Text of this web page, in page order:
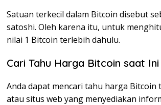
Satuan terkecil dalam Bitcoin disebut
satoshi. Oleh karena itu, untuk
nilai 1 Bitcoin terlebih dahulu.
Cari Tahu Harga Bitcoin saat Ini
Anda dapat mencari tahu harga
atau situs web yang menyediakan